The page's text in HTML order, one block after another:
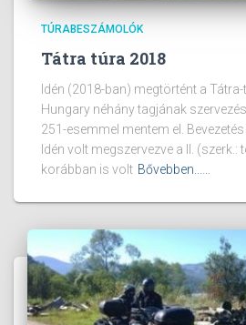
TÚRABESZÁMOLÓK
Tátra túra 2018
Idén (2018-ban) megtörtént a
Hungary néhány tagjának
251-esemmel mentem el.
Idén volt megszervezve a II. (szerk.:
korábban is volt Bővebben...…